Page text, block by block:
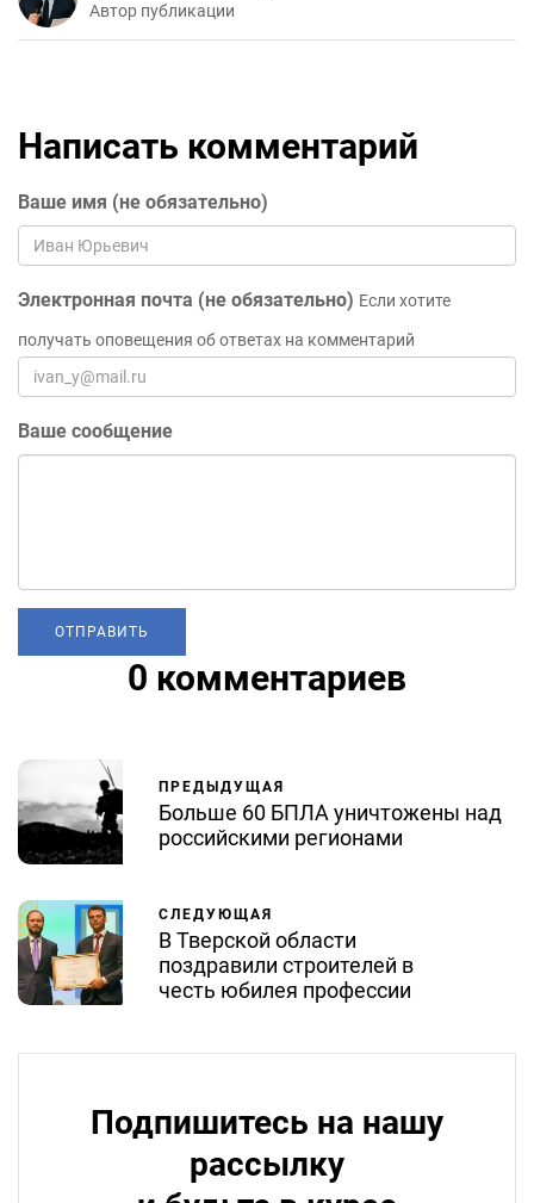
Автор публикации
Написать комментарий
Ваше имя (не обязательно)
Электронная почта (не обязательно) Если хотите
получать оповещения об ответах на комментарий
Ваше сообщение
0 комментариев
ПРЕДЫДУЩАЯ
Больше 60 БПЛА уничтожены над
российскими регионами
СЛЕДУЮЩАЯ
В Тверской области
поздравили строителей в
честь юбилея профессии
Подпишитесь на нашу
рассылку